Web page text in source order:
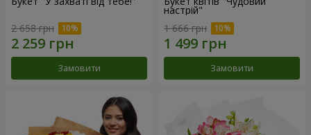
2 658 грн
Замовити
настрій"
1 666 грн
Замовити